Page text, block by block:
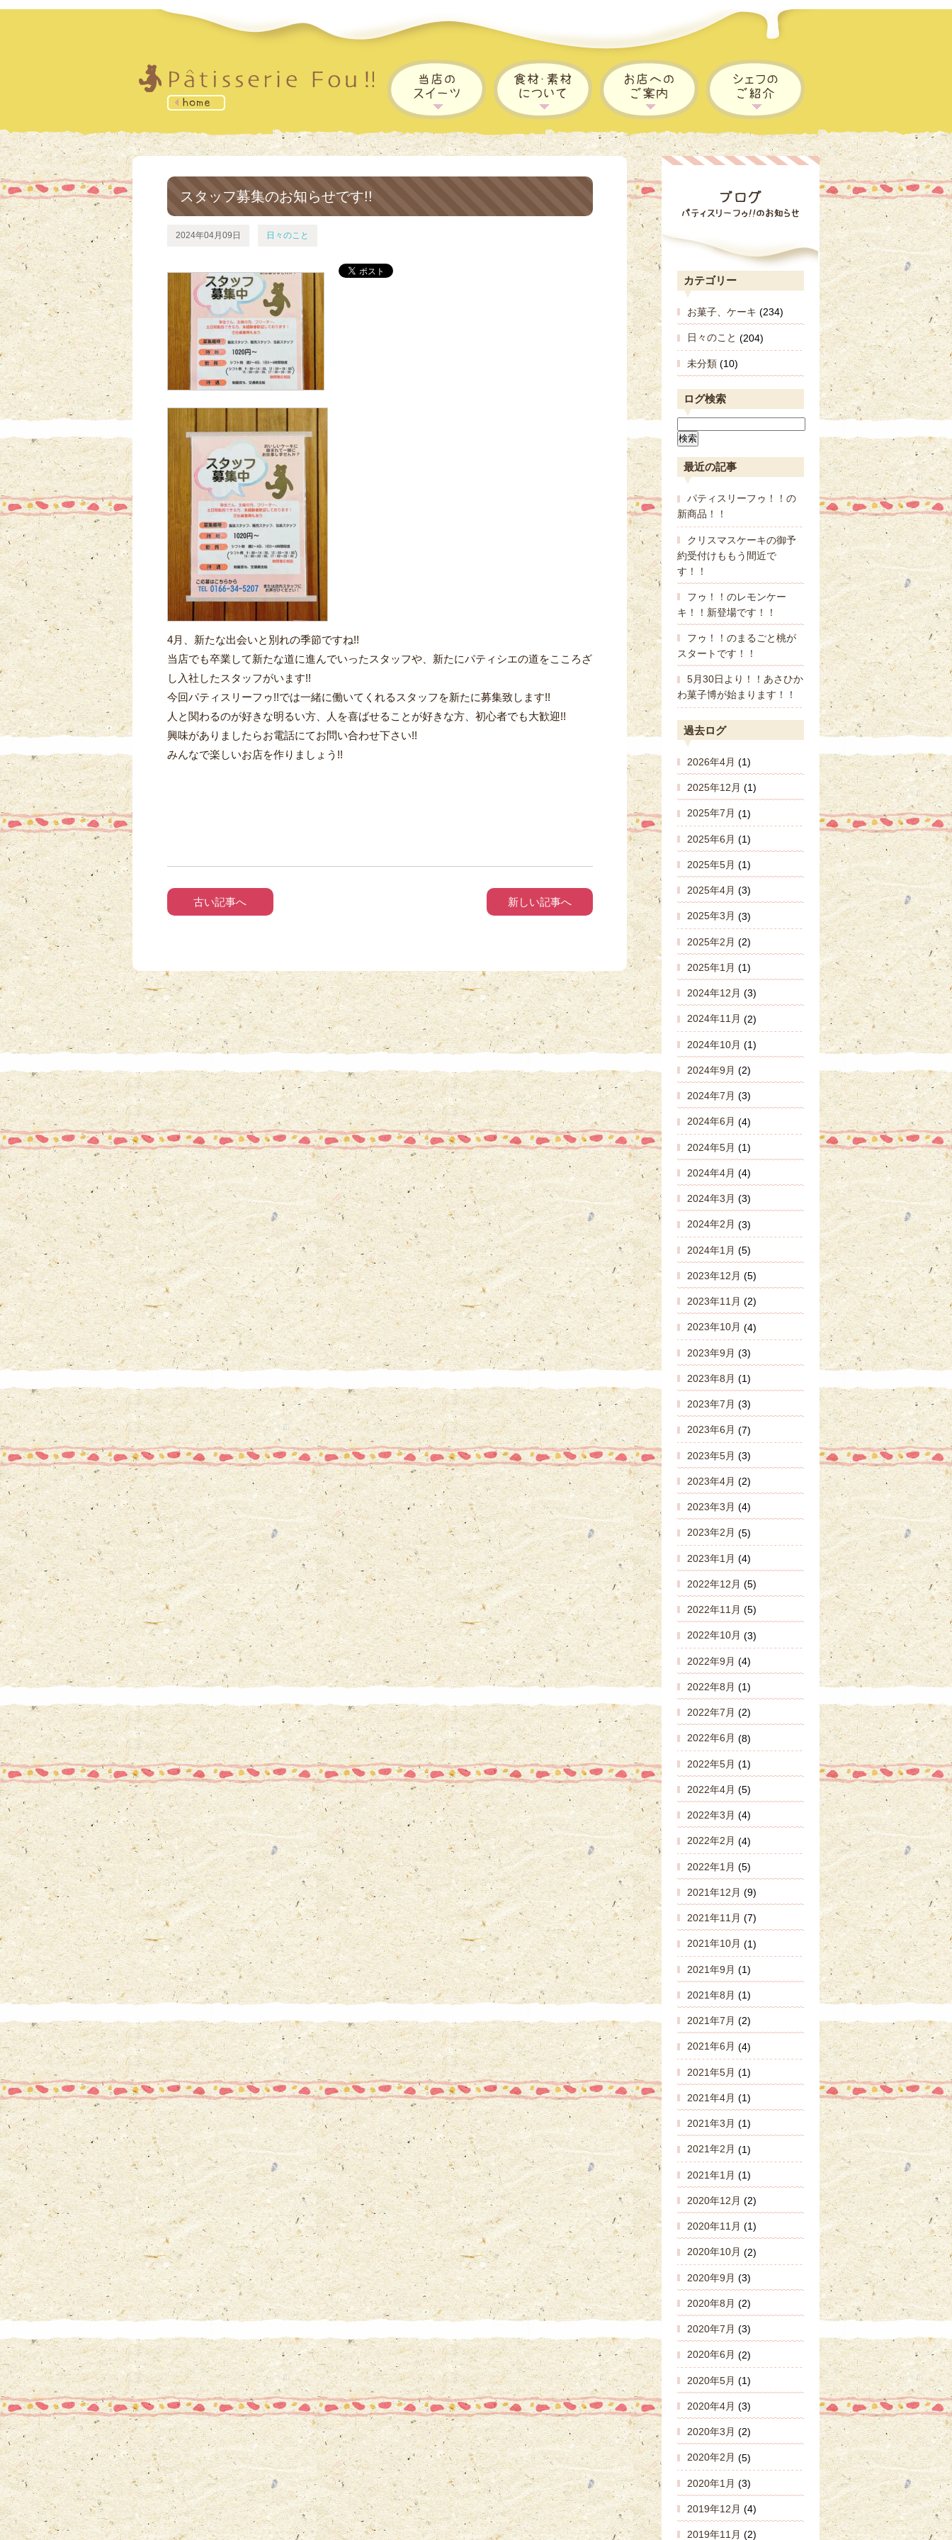
スタッフ募集のお知らせです!!
2024年04月09日 日々のこと
4月、新たな出会いと別れの季節ですね!!
当店でも卒業して新たな道に進んでいったスタッフや、新たにパティシエの道をこころざ
し入社したスタッフがいます!!
今回パティスリーフゥ!!では一緒に働いてくれるスタッフを新たに募集致します!!
人と関わるのが好きな明るい方、人を喜ばせることが好きな方、初心者でも大歓迎!!
興味がありましたらお電話にてお問い合わせ下さい!!
みんなで楽しいお店を作りましょう!!
古い記事へ 新しい記事へ
カテゴリー
お菓子、ケーキ (234)
日々のこと (204)
未分類 (10)
ログ検索
最近の記事
パティスリーフゥ！！の
新商品！！
クリスマスケーキの御予
約受付けももう間近で
す！！
フゥ！！のレモンケー
キ！！新登場です！！
フゥ！！のまるごと桃が
スタートです！！
5月30日より！！あさひか
わ菓子博が始まります！！
過去ログ
2026年4月 (1)
2025年12月 (1)
2025年7月 (1)
2025年6月 (1)
2025年5月 (1)
2025年4月 (3)
2025年3月 (3)
2025年2月 (2)
2025年1月 (1)
2024年12月 (3)
2024年11月 (2)
2024年10月 (1)
2024年9月 (2)
2024年7月 (3)
2024年6月 (4)
2024年5月 (1)
2024年4月 (4)
2024年3月 (3)
2024年2月 (3)
2024年1月 (5)
2023年12月 (5)
2023年11月 (2)
2023年10月 (4)
2023年9月 (3)
2023年8月 (1)
2023年7月 (3)
2023年6月 (7)
2023年5月 (3)
2023年4月 (2)
2023年3月 (4)
2023年2月 (5)
2023年1月 (4)
2022年12月 (5)
2022年11月 (5)
2022年10月 (3)
2022年9月 (4)
2022年8月 (1)
2022年7月 (2)
2022年6月 (8)
2022年5月 (1)
2022年4月 (5)
2022年3月 (4)
2022年2月 (4)
2022年1月 (5)
2021年12月 (9)
2021年11月 (7)
2021年10月 (1)
2021年9月 (1)
2021年8月 (1)
2021年7月 (2)
2021年6月 (4)
2021年5月 (1)
2021年4月 (1)
2021年3月 (1)
2021年2月 (1)
2021年1月 (1)
2020年12月 (2)
2020年11月 (1)
2020年10月 (2)
2020年9月 (3)
2020年8月 (2)
2020年7月 (3)
2020年6月 (2)
2020年5月 (1)
2020年4月 (3)
2020年3月 (2)
2020年2月 (5)
2020年1月 (3)
2019年12月 (4)
2019年11月 (2)